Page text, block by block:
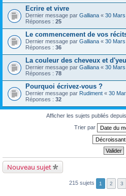
Ecrire et vivre
Dernier message par Galliana « 30
Réponses : 25
Le commencement de vos
Dernier message par Galliana « 30
Réponses : 36
La couleur des cheveux et
Dernier message par Galliana « 30
Réponses : 78
Pourquoi écrivez-vous ?
Dernier message par Rudiment « 30
Réponses : 32
Afficher les sujets publiés
Trier par
Nouveau sujet
215 sujets 1 2 3